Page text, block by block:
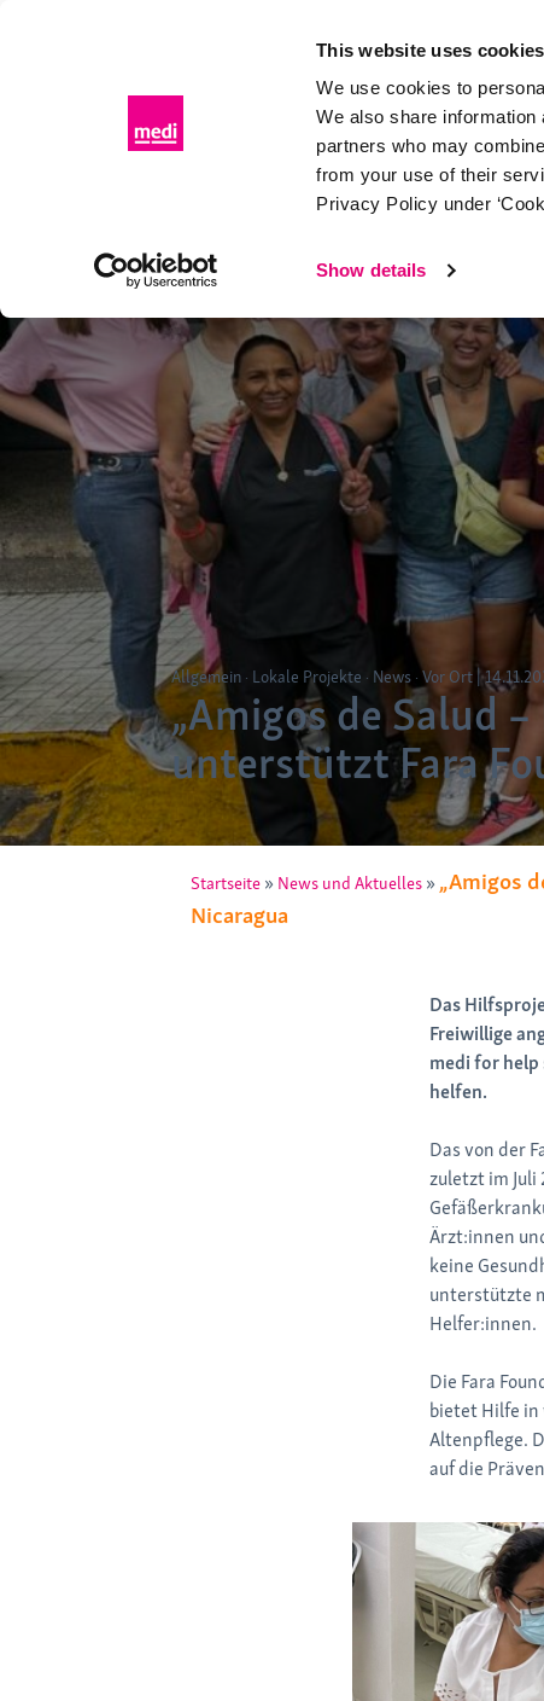
This website uses cookies
We use cookies to
We also share
partners who may
from your use of their
Privacy Policy under
Show details
Allgemein Lokale Projekte News Vor Ort |
„Amigos de Salud
unterstützt Fara
Startseite » News und Aktuelles » „Amigos
Nicaragua
Das
Freiwillige
medi for help
helfen.
Das von der
zuletzt im
Ärzt:innen
keine
unterstützte
Helfer:innen.
Die Fara
bietet Hilfe in
Altenpflege.
auf die